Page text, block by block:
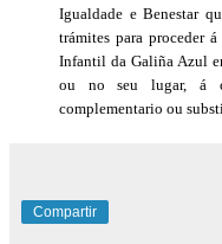
Igualdade e Benestar
trámites para proceder
Infantil da Galiña Azul
ou no seu lugar, á
complementario ou
Compartir